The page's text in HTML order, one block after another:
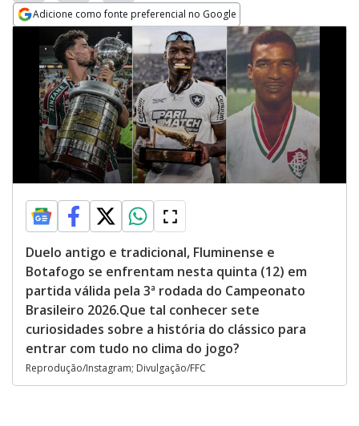
Adicione como fonte preferencial no Google
Opens in new window
Duelo antigo e tradicional, Fluminense e
Botafogo se enfrentam nesta quinta (12) em
partida válida pela 3ª rodada do Campeonato
Brasileiro 2026.Que tal conhecer sete
curiosidades sobre a história do clássico para
entrar com tudo no clima do jogo?
Reprodução/Instagram; Divulgação/FFC